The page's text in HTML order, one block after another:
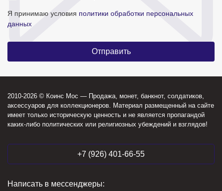
Я принимаю условия политики обработки персональных
данных
2010-2026 © Коинс Мос — Продажа, монет, банкнот, солдатиков,
аксессуаров для коллекционеров. Материал размещенный на сайте
имеет только историческую ценность и не является пропагандой
каких-либо политических или религиозных убеждений и взглядов!
+7 (926) 401-66-55
Написать в мессенджеры: